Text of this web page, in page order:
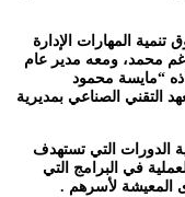
تنمية المهارات الإدارة
محمد، ومعه مدير عام
“مايسة محمود
التقني الصناعي بمديرية
الدورات التي تستهدف
في البرامج التي
المعيشة لأسرهم .